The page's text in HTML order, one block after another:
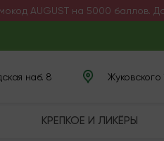
AUGUST на 5000 баллов.
наб. 8 Жуковского
КРЕПКОЕ И ЛИКЁРЫ